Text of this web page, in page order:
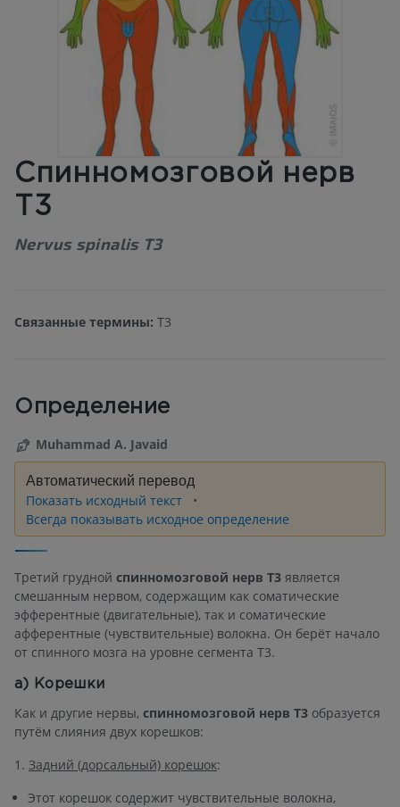
Спинномозговой нерв
T3
Nervus spinalis T3
Связанные термины: T3
Определение
Muhammad A. Javaid
Автоматический перевод
Показать исходный текст
Всегда показывать исходное определение
Третий грудной спинномозговой нерв T3 является
смешанным нервом, содержащим как соматические
эфферентные (двигательные), так и соматические
афферентные (чувствительные) волокна. Он берёт начало
от спинного мозга на уровне сегмента T3.
а) Корешки
Как и другие нервы, спинномозговой нерв T3 образуется
путём слияния двух корешков:
1. Задний (дорсальный) корешок:
Этот корешок содержит чувствительные волокна,